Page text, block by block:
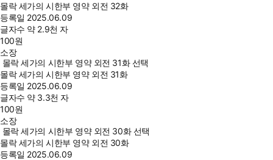
몰락 세가의 시한부 영약 외전 32화
등록일 2025.06.09
글자수 약 2.9천 자
100원
소장
몰락 세가의 시한부 영약 외전 31화 선택
몰락 세가의 시한부 영약 외전 31화
등록일 2025.06.09
글자수 약 3.3천 자
100원
소장
몰락 세가의 시한부 영약 외전 30화 선택
몰락 세가의 시한부 영약 외전 30화
등록일 2025.06.09